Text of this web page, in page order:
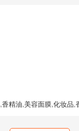
,香精油,美容面膜,化妆品,